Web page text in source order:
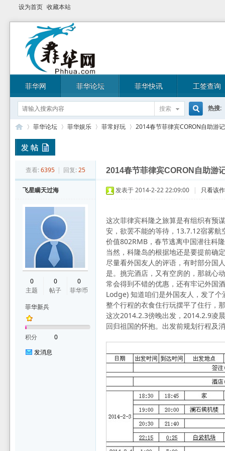
设为首页 收藏本站
菲华网 菲华论坛 菲华快讯 工签查询
搜索
搜
索
热搜:
»
菲华论坛
›
菲华娱乐 菲常好玩
›
2014春节菲律宾CORON自助游记
查看: 6395 | 回复: 25 2014春节菲律宾CORON自助游
飞星瞒天过海
0
主题
0
帖子
0
菲华币
菲华新兵
积分
0
发消息
发表于 2014-2-22 22:09:00 | 只看该
这次菲律宾科隆之旅算是有组织有预
安，欲罢不能的等待，13.7.12宿雾
价值802RMB，春节逃离中国潜往科
当然，科隆岛的根据地还是要提前确
尽量看外国友人的评语，有时部分国
是。挑完酒店，又有空房的，那就心
常会得到不错的优惠，还有牢记外国
Lodge) 知道咱们是外国友人，发了
整个行程的衣食住行玩摆平了住行，
这次2014.2.3傍晚出发，2014.2.9凌
回归祖国的怀抱。出发前规划行程及